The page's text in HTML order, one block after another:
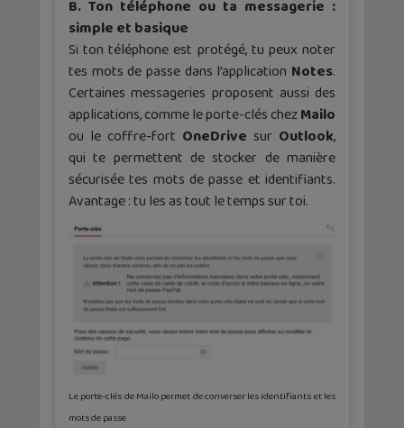
B. Ton téléphone ou ta messagerie :
simple et basique
Si ton téléphone est protégé, tu peux noter
tes mots de passe dans l’application Notes.
Certaines messageries proposent aussi des
applications, comme le porte-clés chezMailo
ou le coffre-fort OneDrive sur Outlook,
qui te permettent de stocker de manière
sécurisée tes mots de passe et identifiants.
Avantage : tu les as tout le temps sur toi.
Le porte-clés de Mailo permet de converser les identifiants et les
mots de passe